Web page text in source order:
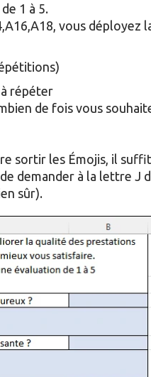
1 à 5.
vous déployez
répéter
de fois vous
sortir les Émojis, il
demander à la lettre J
sûr).